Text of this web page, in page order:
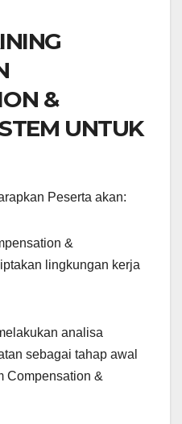
&
UNTUK
Peserta akan:
&
lingkungan kerja
analisa
sebagai tahap awal
Compensation &